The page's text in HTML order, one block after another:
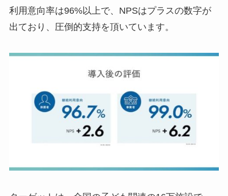
利用意向率は96%以上で、NPSはプラスの数字が
出ており、圧倒的支持を頂いています。